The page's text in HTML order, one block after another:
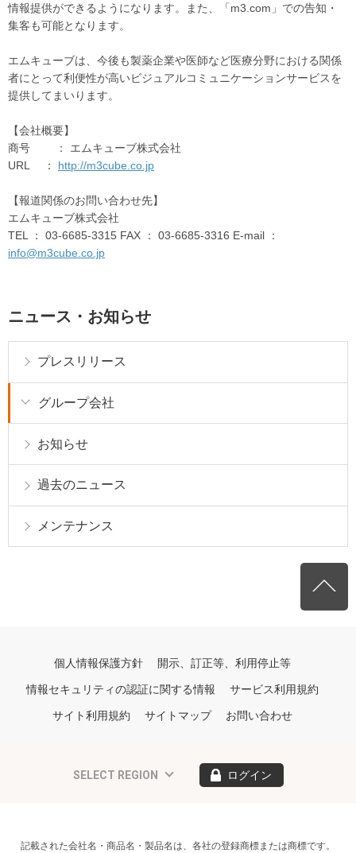
情報提供ができるようになります。また、「m3.com」での告知・
集客も可能となります。
エムキューブは、今後も製薬企業や医師など医療分野における関係
者にとって利便性が高いビジュアルコミュニケーションサービスを
提供してまいります。
【会社概要】
商号 ： エムキューブ株式会社
URL ： http://m3cube.co.jp
【報道関係のお問い合わせ先】
エムキューブ株式会社
TEL ： 03-6685-3315 FAX ： 03-6685-3316 E-mail ：
info@m3cube.co.jp
ニュース・お知らせ
プレスリリース
グループ会社
お知らせ
過去のニュース
メンテナンス
個人情報保護方針 開示、訂正等、利用停止等
情報セキュリティの認証に関する情報 サービス利用規約
サイト利用規約 サイトマップ お問い合わせ
SELECT REGION ログイン
記載された会社名・商品名・製品名は、各社の登録商標または商標です。